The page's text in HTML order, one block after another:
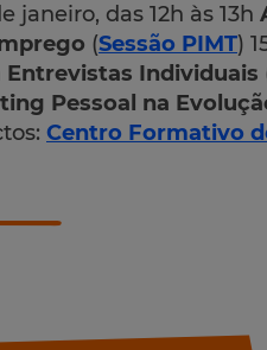
janeiro, das 12h às 13h
(Sessão PIMT)
Entrevistas Individuais
Pessoal na
Centro Formativo